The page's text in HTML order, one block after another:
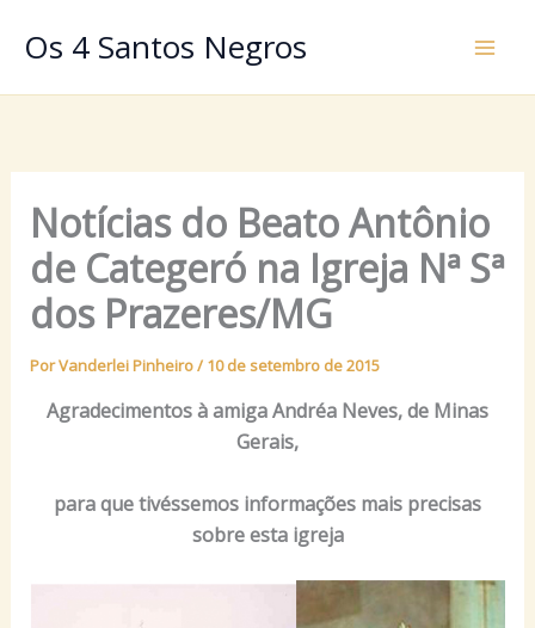
paraOs 4 Santos Negros
Notícias do Beato Antônio
de Categeró na Igreja Nª Sª
dos Prazeres/MG
PorVanderlei Pinheiro/ 10 de setembro de 2015
Agradecimentos à amiga Andréa Neves, de Minas
Gerais,
para que tivéssemos informações mais precisas
sobre esta igreja